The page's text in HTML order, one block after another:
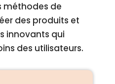
méthodes de
des produits et
innovants qui
des utilisateurs.